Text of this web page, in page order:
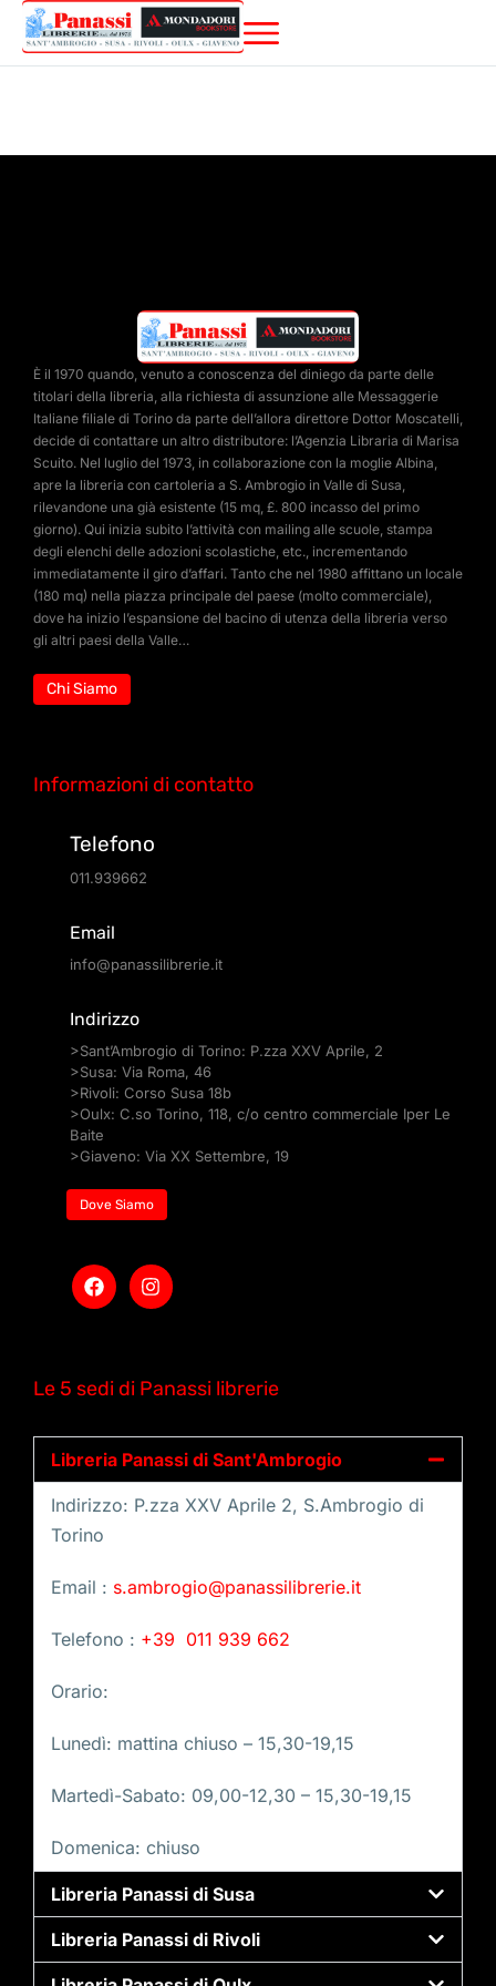
È il 1970 quando, venuto a conoscenza del diniego da parte delle
titolari della libreria, alla richiesta di assunzione alle Messaggerie
Italiane filiale di Torino da parte dell’allora direttore Dottor Moscatelli,
decide di contattare un altro distributore: l’Agenzia Libraria di Marisa
Scuito. Nel luglio del 1973, in collaborazione con la moglie Albina,
apre la libreria con cartoleria a S. Ambrogio in Valle di Susa,
rilevandone una già esistente (15 mq, £. 800 incasso del primo
giorno). Qui inizia subito l’attività con mailing alle scuole, stampa
degli elenchi delle adozioni scolastiche, etc., incrementando
immediatamente il giro d’affari. Tanto che nel 1980 affittano un locale
(180 mq) nella piazza principale del paese (molto commerciale),
dove ha inizio l’espansione del bacino di utenza della libreria verso
gli altri paesi della Valle…
Chi Siamo
Informazioni di contatto
Telefono
011.939662
Email
info@panassilibrerie.it
Indirizzo
>Sant’Ambrogio di Torino: P.zza XXV Aprile, 2
>Susa: Via Roma, 46
>Rivoli: Corso Susa 18b
>Oulx: C.so Torino, 118, c/o centro commerciale Iper Le
Baite
>Giaveno: Via XX Settembre, 19
Dove Siamo
Le 5 sedi di Panassi librerie
Libreria Panassi di Sant'Ambrogio
Indirizzo: P.zza XXV Aprile 2, S.Ambrogio di
Torino
Email : s.ambrogio@panassilibrerie.it
Telefono : +39 011 939 662
Orario:
Lunedì: mattina chiuso – 15,30-19,15
Martedì-Sabato: 09,00-12,30 – 15,30-19,15
Domenica: chiuso
Libreria Panassi di Susa
Libreria Panassi di Rivoli